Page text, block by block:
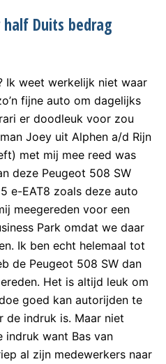
Duits bedrag
Ik weet werkelijk niet waar
fijne auto om dagelijks
er doodleuk voor zou
Joey uit Alphen a/d Rijn
met mij mee reed was
deze Peugeot 508 SW
e-EAT8 zoals deze auto
meegereden voor een
Park omdat we daar
Ik ben echt helemaal tot
de Peugeot 508 SW dan
Het is altijd leuk om
goed kan autorijden te
de indruk is. Maar niet
indruk want Bas van
al zijn medewerkers naar